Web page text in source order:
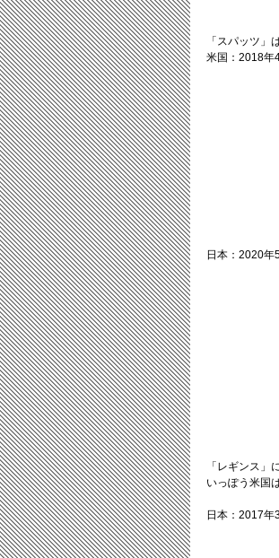
「スパッツ」
米国：2018年
日本：2020年
「レギンス
いっぽう米国
日本：2017年